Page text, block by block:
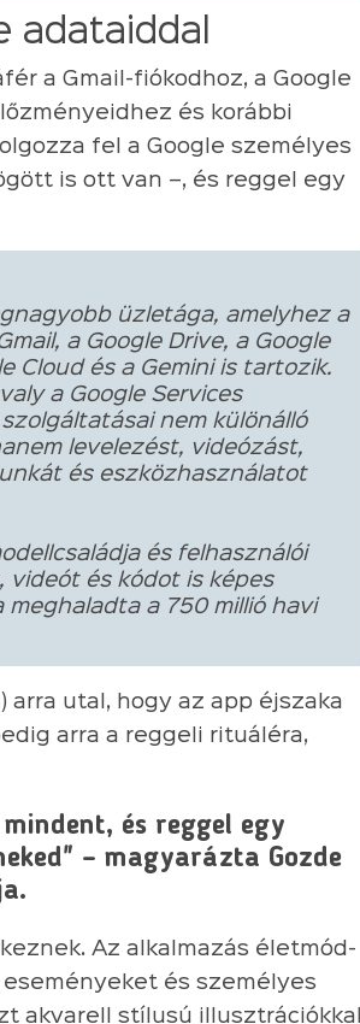
adataiddal
a Gmail-fiókodhoz, a Google
és korábbi
fel a Google személyes
is ott van –, és reggel egy
üzletága, amelyhez a
a Google Drive, a Google
Cloud és a Gemini is tartozik.
a Google Services
nem különálló
levelezést, videózást,
és eszközhasználatot
és felhasználói
videót és kódot is képes
a 750 millió havi
arra utal, hogy az app éjszaka
arra a reggeli rituáléra,
és reggel egy
– magyarázta Gozde
Az alkalmazás életmód-
és személyes
akvarell stílusú illusztrációkkal